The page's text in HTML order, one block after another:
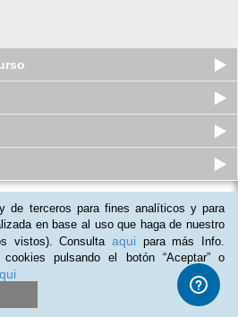
Curso Online de Mantenimiento
General de Edificios y Viviendas
Plazas limitadas
145usd $79usd
de terceros para fines analíticos y para
en base al uso que haga de nuestro
vistos). Consulta aqui para más Info.
pulsando el botón “Aceptar” o